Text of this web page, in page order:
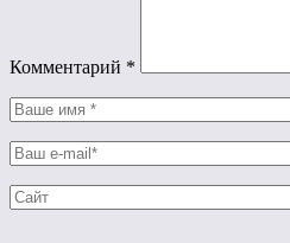
Комментарий *